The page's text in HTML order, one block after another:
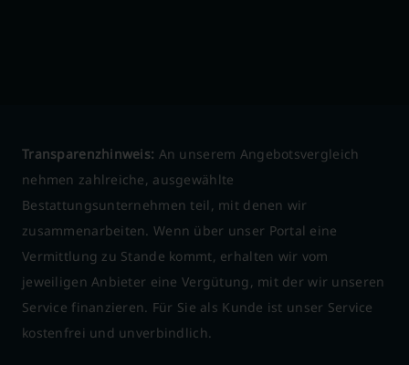
Transparenzhinweis: An unserem Angebotsvergleich
nehmen zahlreiche, ausgewählte
Bestattungsunternehmen teil, mit denen wir
zusammenarbeiten. Wenn über unser Portal eine
Vermittlung zu Stande kommt, erhalten wir vom
jeweiligen Anbieter eine Vergütung, mit der wir unseren
Service finanzieren. Für Sie als Kunde ist unser Service
kostenfrei und unverbindlich.